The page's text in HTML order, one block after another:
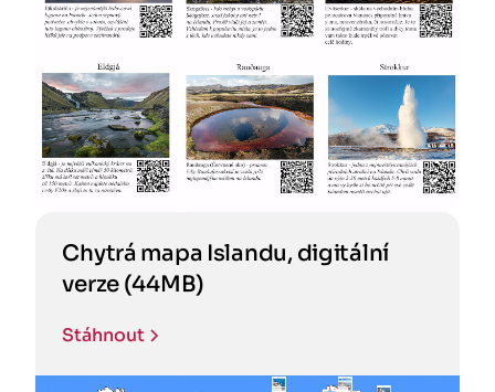
Chytrá mapa Islandu, digitální
verze (44MB)
Stáhnout